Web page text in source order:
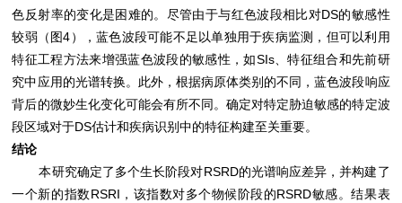
色反射率的变化是困难的。尽管由于与红色波段相比对DS的敏感性
较弱（图4），蓝色波段可能不足以单独用于疾病监测，但可以利用
特征工程方法来增强蓝色波段的敏感性，如SIs、特征组合和先前研
究中应用的光谱转换。此外，根据病原体类别的不同，蓝色波段响应
背后的微妙生化变化可能会有所不同。确定对特定胁迫敏感的特定波
段区域对于DS估计和疾病识别中的特征构建至关重要。
结论
本研究确定了多个生长阶段对RSRD的光谱响应差异，并构建了
一个新的指数RSRI，该指数对多个物候阶段的RSRD敏感。结果表